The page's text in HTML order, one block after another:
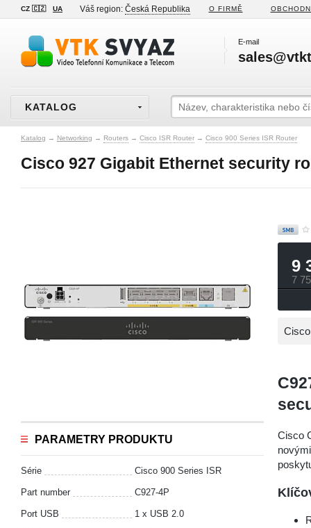
CZ 🇨🇿 UA Váš region: Česká Republika O FIRMĚ
E-mail
KATALOG
Katalog → Networking → Routers → Cisco ISR Router → Cisco 900 Series ISR Router
Cisco 927 Gigabit Ethernet security
PARAMETRY PRODUKTU
Série Cisco 900 Series ISR
Part number C927-4P
Port USB 1 x USB 2.0
9
7
Cisco